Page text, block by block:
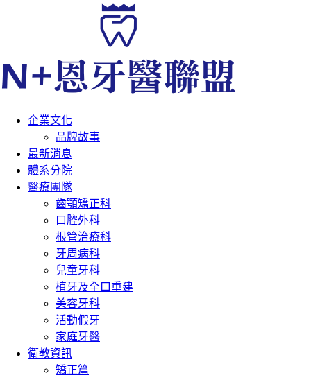
企業文化
品牌故事
最新消息
體系分院
醫療團隊
齒顎矯正科
口腔外科
根管治療科
牙周病科
兒童牙科
植牙及全口重建
美容牙科
活動假牙
家庭牙醫
衛教資訊
矯正篇